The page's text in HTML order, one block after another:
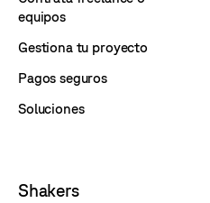
equipos
Gestiona tu proyecto
Pagos seguros
Soluciones
Shakers